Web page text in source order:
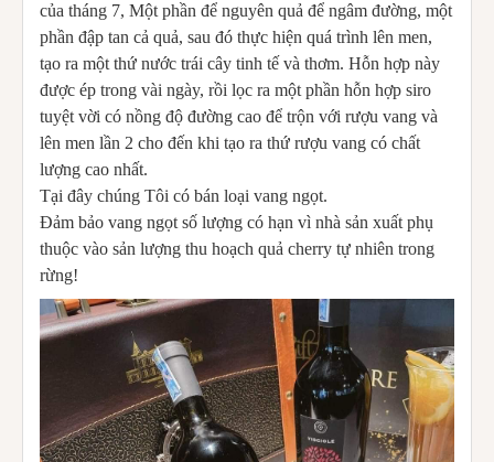
của tháng 7, Một phần để nguyên quả để ngâm đường, một
phần đập tan cả quả, sau đó thực hiện quá trình lên men,
tạo ra một thứ nước trái cây tinh tế và thơm. Hỗn hợp này
được ép trong vài ngày, rồi lọc ra một phần hỗn hợp siro
tuyệt vời có nồng độ đường cao để trộn với rượu vang và
lên men lần 2 cho đến khi tạo ra thứ rượu vang có chất
lượng cao nhất.
Tại đây chúng Tôi có bán loại vang ngọt.
Đảm bảo vang ngọt số lượng có hạn vì nhà sản xuất phụ
thuộc vào sản lượng thu hoạch quả cherry tự nhiên trong
rừng!